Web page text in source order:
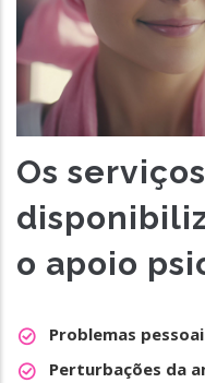
Os serviços
o apoio
Problemas
Perturbações da